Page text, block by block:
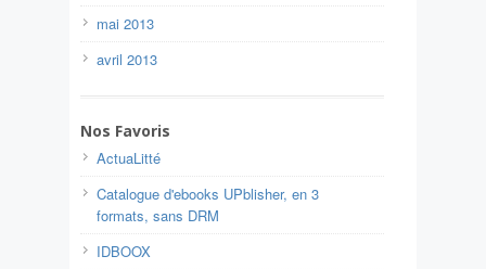
mai 2013
avril 2013
Nos Favoris
ActuaLitté
Catalogue d'ebooks UPblisher, en 3
formats, sans DRM
IDBOOX